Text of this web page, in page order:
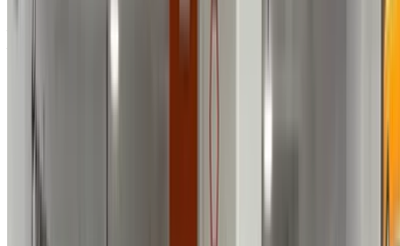
Autres Spécifications
MAD 120,000
MAD 1,495